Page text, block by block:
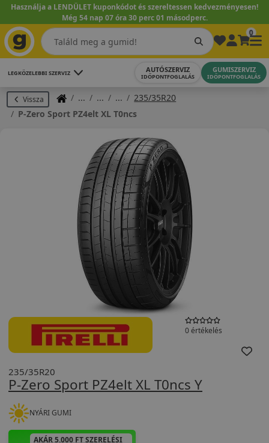
Használja a LENDÜLET kuponkódot és szereltessen kedvezményesen!
Még 54 nap 07 óra 30 perc 01 másodperc.
0
LEGKÖZELEBBI SZERVIZ AUTÓSZERVIZ
IDŐPONTFOGLALÁS
GUMISZERVIZ
IDŐPONTFOGLALÁS
Vissza
235/35R20
P-Zero Sport PZ4elt XL T0ncs
0 értékelés
P-Zero Sport PZ4elt XL T0ncs Y
235/35R20
NYÁRI GUMI
AKÁR 5.000 FT SZERELÉSI